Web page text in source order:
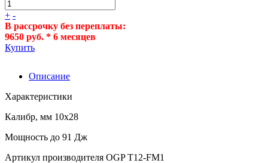
+ -
В рассрочку без переплаты:
9650 руб. * 6 месяцев
Купить
Описание
Характеристики
Калибр, мм 10x28
Мощность до 91 Дж
Артикул производителя OGP T12-FM1